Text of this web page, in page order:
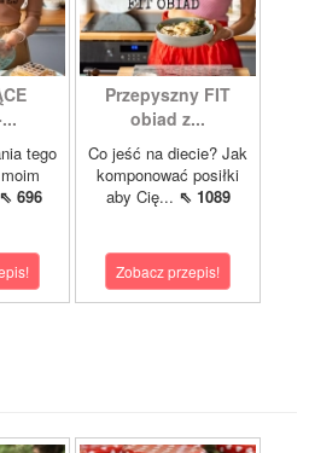
tego
⇖ 696
Przepyszny FIT
obiad z...
Co jeść na diecie? Jak
komponować posiłki
aby Cię... ⇖ 1089
Zobacz przepis!